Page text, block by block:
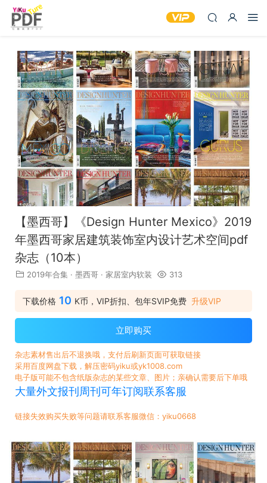
【墨西哥】《Design Hunter Mexico》2019
年墨西哥家居建筑装饰室内设计艺术空间pdf
杂志（10本）
2019年合集 · 墨西哥 · 家居室内软装 313
下载价格 10 K币，VIP折扣、包年SVIP免费 升级VIP
立即购买
杂志素材售出后不退换哦，支付后刷新页面可获取链接
采用百度网盘下载，解压密码yiku或yk1008.com
电子版可能不包含纸版杂志的某些文章、图片；亲确认需要后下单哦
大量外文报刊周刊可年订阅联系客服
链接失效购买失败等问题请联系客服微信：yiku0668